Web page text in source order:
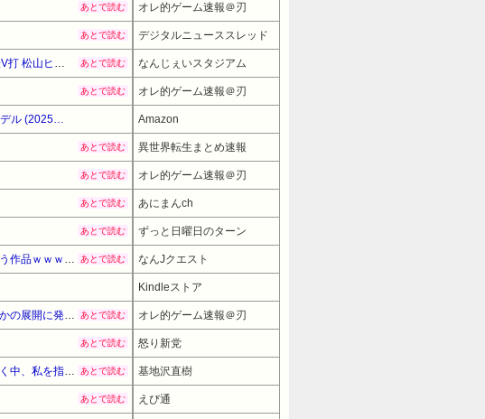
あとで読む オレ的ゲーム速報＠刃
あとで読む デジタルニューススレッド
【阪神対中日17回戦】中日が大逆転勝ち 交流戦後初の4連勝！9回2死ドリスから代打阿部が逆転V打 松山ヒヤリも20S 髙橋宏5回2失点 佐藤に先制被弾も あとで読む なんじぇいスタジアム
あとで読む オレ的ゲーム速報＠刃
【Amazonデバイスサマーセール】【10%OFF！】 Amazon Echo Show 8 (エコーショー8) 最新モデル (2025年発売) - シームレスな新デザイン、8.7インチHDディスプレイ with Alexa、空間オーディオ、グラファイト Amazon
あとで読む 異世界転生まとめ速報
あとで読む オレ的ゲーム速報＠刃
あとで読む あにまんch
あとで読む ずっと日曜日のターン
【衝撃】「オーバーロード」という絵師さんの力で硬派ファンタジーと誤解させ人気が出たなろう作品ｗｗｗｗｗｗｗｗｗｗ あとで読む なんJクエスト
Kindleストア
夫さん、電車内で妊婦さんらしき人に席を譲ろうか悩んでいたら隣の男性に先を越される→まさかの展開に発展し、とんでもない空気が漂い始めてしまうｗｗｗｗｗｗ あとで読む オレ的ゲーム速報＠刃
あとで読む 怒り新党
義実家へ挨拶に伺った時、今まで引きこもりだったコトメがイキナリ現れた。ウトメや旦那が驚く中、私を指さして「お前は呪われてる」と言って結婚を反対してきたｗｗ あとで読む 基地沢直樹
あとで読む えび通